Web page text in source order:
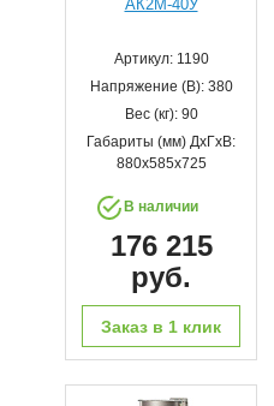
АК2М-40У
Артикул: 1190
Напряжение (В): 380
Вес (кг): 90
Габариты (мм) ДхГхВ:
880х585х725
В наличии
176 215
руб.
Заказ в 1 клик